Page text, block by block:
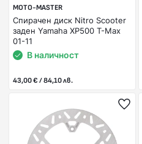
MOTO-MASTER
Спирачен диск Nitro Scooter
заден Yamaha XP500 T-Max
01-11
В наличност
43,00 € / 84,10 лв.